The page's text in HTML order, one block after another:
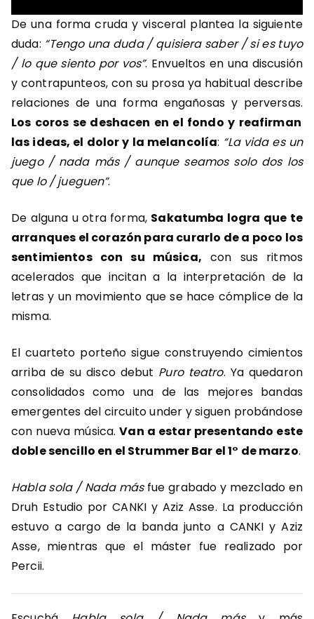
De una forma cruda y visceral plantea la siguiente
duda: “Tengo una duda / quisiera saber / si es tuyo
/ lo que siento por vos”. Envueltos en una discusión
y contrapunteos, con su prosa ya habitual describe
relaciones de una forma engañosas y perversas.
Los coros se deshacen en el fondo y reafirman
las ideas, el dolor y la melancolía: “La vida es un
juego / nada más / aunque seamos solo dos los
que lo / jueguen”.
De alguna u otra forma, Sakatumba logra que te
arranques el corazón para curarlo de a poco los
sentimientos con su música, con sus ritmos
acelerados que incitan a la interpretación de la
letras y un movimiento que se hace cómplice de la
misma.
El cuarteto porteño sigue construyendo cimientos
arriba de su disco debut Puro teatro. Ya quedaron
consolidados como una de las mejores bandas
emergentes del circuito under y siguen probándose
con nueva música.Van a estar presentando este
doble sencillo en el Strummer Bar el 1° de marzo.
Habla sola / Nada másfue grabado y mezclado en
Druh Estudio por CANKI y Aziz Asse. La producción
estuvo a cargo de la banda junto a CANKI y Aziz
Asse, mientras que el máster fue realizado por
Percii.